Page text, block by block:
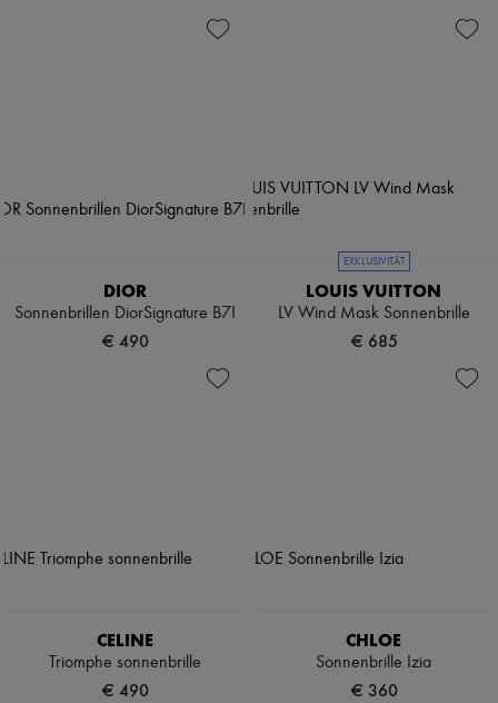
DIOR
Sonnenbrillen DiorSignature B7I
€ 490
EXKLUSIVITÄT
LOUIS VUITTON
LV Wind Mask Sonnenbrille
€ 685
CELINE
Triomphe sonnenbrille
€ 490
CHLOE
Sonnenbrille Izia
€ 360